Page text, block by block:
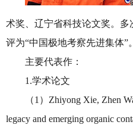
术奖、辽宁省科技论文奖。
评为“中国极地考察先进集体”。
主要代表作：
1.学术论文
（1）Zhiyong Xie, Zhen
legacy and emerging organic